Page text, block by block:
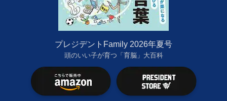
プレジデントFamily 2026年夏号
頭のいい子が育つ「育脳」大百科